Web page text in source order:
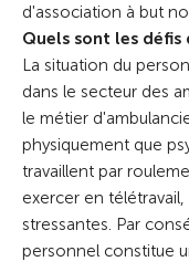
d'association à but
Quels sont les défis
La situation du
dans le secteur des
le métier
physiquement que
travaillent par
exercer en télétravail,
stressantes. Par
personnel constitue